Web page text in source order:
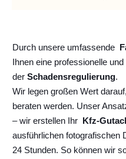
Durch unsere umfassende
Ihnen eine professionelle
der Schadensregulierung.
Wir legen großen Wert
beraten werden. Unser
– wir erstellen Ihr Kfz-
ausführlichen fotografischen
24 Stunden. So können wir